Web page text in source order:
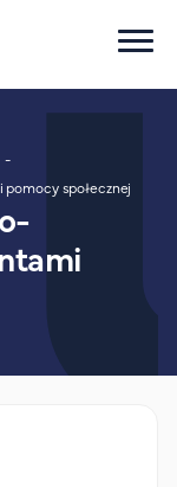
społecznej